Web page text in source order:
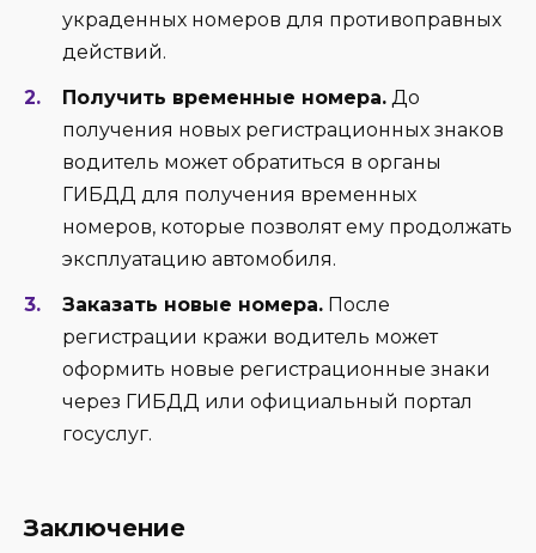
украденных номеров для противоправных
действий.
Получить временные номера. До
получения новых регистрационных знаков
водитель может обратиться в органы
ГИБДД для получения временных
номеров, которые позволят ему продолжать
эксплуатацию автомобиля.
Заказать новые номера. После
регистрации кражи водитель может
оформить новые регистрационные знаки
через ГИБДД или официальный портал
госуслуг.
Заключение